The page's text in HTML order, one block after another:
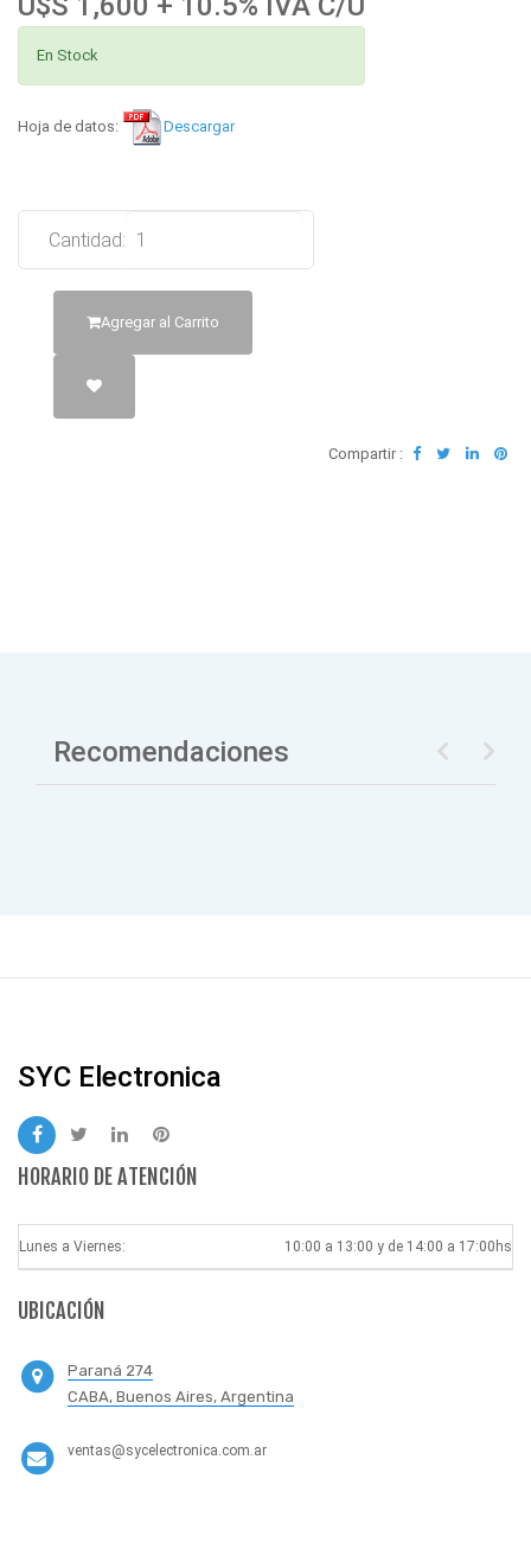
En Stock
Hoja de datos: Descargar
Cantidad:
Agregar al Carrito
Compartir :
Recomendaciones
SYC Electronica
HORARIO DE ATENCIÓN
Lunes a Viernes: 10:00 a 13:00 y de 14:00 a 17:00hs
UBICACIÓN
Paraná 274
CABA, Buenos Aires, Argentina
ventas@sycelectronica.com.ar